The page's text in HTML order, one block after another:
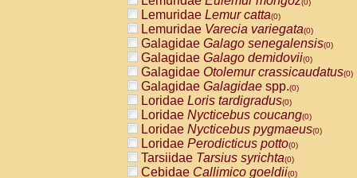
AtelidaeAlouatta seniculus
AtelidaeAlouattaspp.(0)
AtelidaeAteles belzebuth(0)
AtelidaeAteles geoffroyi(0)
AtelidaeAteles paniscus(0)
AtelidaeAtelesspp.(0)
Atelidae Lagothrix lagothricha
AtelidaeLagothrix lagothricha cana
PitheciidaeCacajao calvus
PitheciidaeCallicebus cupreus
PitheciidaeCallicebus donacophilus
PitheciidaeCallicebus moloch
(0)
Lemuridae Lemur catta(0)
Lemuridae Varecia variegata(0)
Galagidae Galago senegalensis(0)
Galagidae Galago demidovii(0)
Galagidae Otolemur crassicaudatus(0)
Galagidae Galagidae spp.(0)
Loridae Loris tardigradus(0)
Loridae Nycticebus coucang(0)
Loridae Nycticebus pygmaeus(0)
Loridae Perodicticus potto(0)
Tarsiidae Tarsius syrichta(0)
Cebidae Callimico goeldii(0)